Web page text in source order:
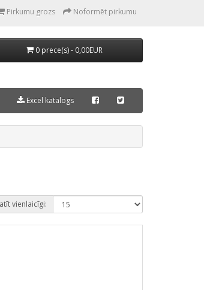
Pirkumu grozs Noformēt pirkumu
0 prece(s) - 0,00EUR
Excel katalogs
vienlaicīgi: